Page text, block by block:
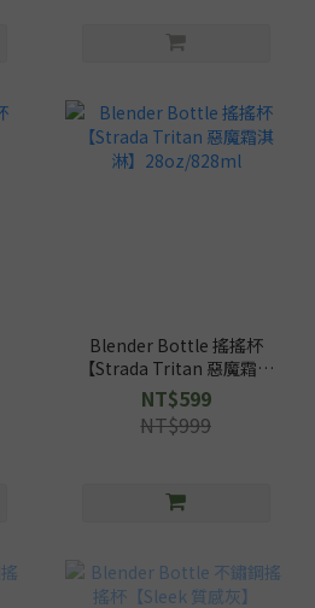
Blender Bottle 搖搖杯
【Strada Tritan 惡魔霜淇
淋】28oz/828ml
NT$599
NT$999